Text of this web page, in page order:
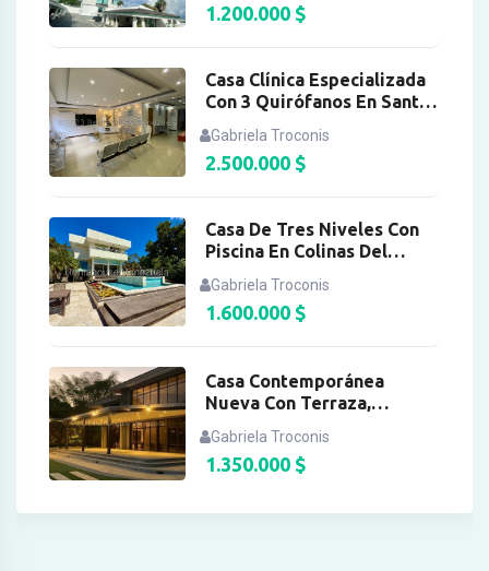
1.200.000 $
Casa Clínica Especializada
Con 3 Quirófanos En Santa
Gabriela Troconis
2.500.000 $
Casa De Tres Niveles Con
Piscina En Colinas Del
Gabriela Troconis
1.600.000 $
Casa Contemporánea
Nueva Con Terraza,
Elena
Gabriela Troconis
1.350.000 $